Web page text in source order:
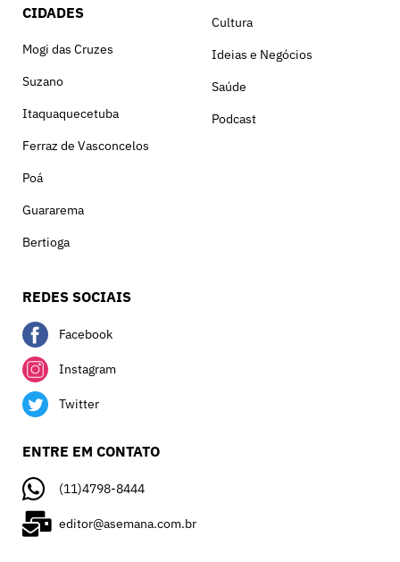
CIDADES
Mogi das Cruzes
Suzano
Itaquaquecetuba
Ferraz de Vasconcelos
Poá
Guararema
Bertioga
Cultura
Ideias e Negócios
Saúde
Podcast
REDES SOCIAIS
Facebook
Instagram
Twitter
ENTRE EM CONTATO
(11)4798-8444
editor@asemana.com.br